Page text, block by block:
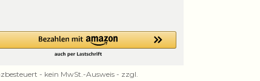
- kein MwSt.-Ausweis - zzgl.